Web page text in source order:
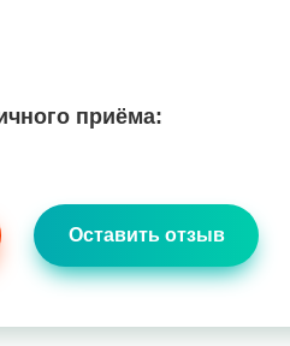
приёма:
Оставить отзыв